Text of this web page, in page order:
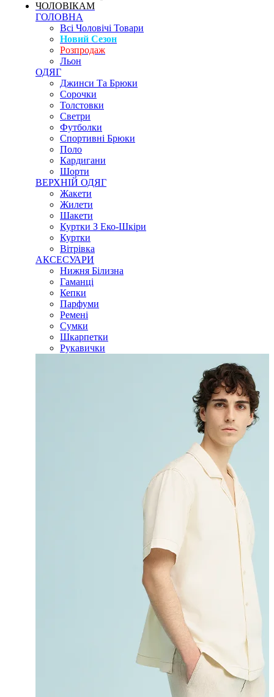
ЧОЛОВІКАМ
ГОЛОВНА
Всі Чоловічі Товари
Новий Сезон
Розпродаж
Льон
ОДЯГ
Джинси Та Брюки
Сорочки
Толстовки
Светри
Футболки
Спортивні Брюки
Поло
Кардигани
Шорти
ВЕРХНІЙ ОДЯГ
Жакети
Жилети
Шакети
Куртки З Еко-Шкіри
Куртки
Вітрівка
АКСЕСУАРИ
Нижня Білизна
Гаманці
Кепки
Парфуми
Ремені
Сумки
Шкарпетки
Рукавички